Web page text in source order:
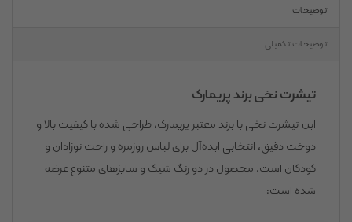
توضیحات
توضیحات تکمیلی
تیشرت نخی برند پریمارک
این تیشرت نخی با برند معتبر پریمارک، طراحی شده با کیفیت بالا و
دوخت دقیق، انتخابی ایده‌آل برای لباس روزمره و راحت نوزادان و
کودکان است. محصول در دو رنگ شیک و سایزهای متنوع عرضه
شده است: